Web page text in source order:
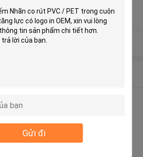
Gửi đi
1000000 CÁI / THÁNG
Xem thêm
packaging co,ltd hồ
5th Floor, Building 6,